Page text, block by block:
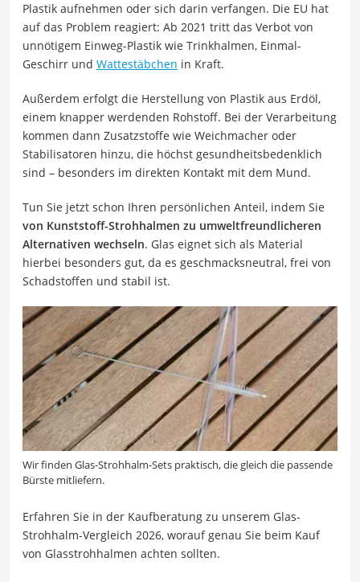
Plastik aufnehmen oder sich darin verfangen. Die EU hat
auf das Problem reagiert: Ab 2021 tritt das Verbot von
unnötigem Einweg-Plastik wie Trinkhalmen, Einmal-
Geschirr und Wattestäbchen in Kraft.
Außerdem erfolgt die Herstellung von Plastik aus Erdöl,
einem knapper werdenden Rohstoff. Bei der Verarbeitung
kommen dann Zusatzstoffe wie Weichmacher oder
Stabilisatoren hinzu, die höchst gesundheitsbedenklich
sind – besonders im direkten Kontakt mit dem Mund.
Tun Sie jetzt schon Ihren persönlichen Anteil, indem Sie
von Kunststoff-Strohhalmen zu umweltfreundlicheren
Alternativen wechseln. Glas eignet sich als Material
hierbei besonders gut, da es geschmacksneutral, frei von
Schadstoffen und stabil ist.
Wir finden Glas-Strohhalm-Sets praktisch, die gleich die passende
Bürste mitliefern.
Erfahren Sie in der Kaufberatung zu unserem Glas-
Strohhalm-Vergleich 2026, worauf genau Sie beim Kauf
von Glasstrohhalmen achten sollten.